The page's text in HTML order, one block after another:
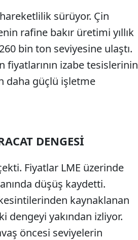
sürüyor. Çin
rafine bakır üretimi yıllık
bin ton seviyesine ulaştı.
izabe tesislerinin
daha güçlü işletme
DENGESİ
Fiyatlar LME üzerinde
düşüş kaydetti.
kaynaklanan
dengeyi yakından izliyor.
öncesi seviyelerin